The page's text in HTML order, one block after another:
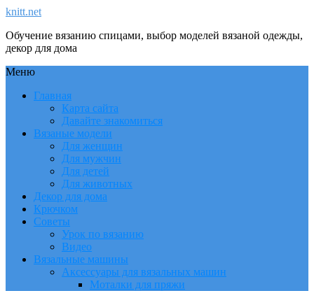
knitt.net
Обучение вязанию спицами, выбор моделей вязаной одежды,
декор для дома
Меню
Главная
Карта сайта
Давайте знакомиться
Вязаные модели
Для женщин
Для мужчин
Для детей
Для животных
Декор для дома
Крючком
Советы
Урок по вязанию
Видео
Вязальные машины
Аксессуары для вязальных машин
Моталки для пряжи